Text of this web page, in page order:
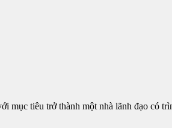
mục tiêu trở thành một nhà lãnh đạo có